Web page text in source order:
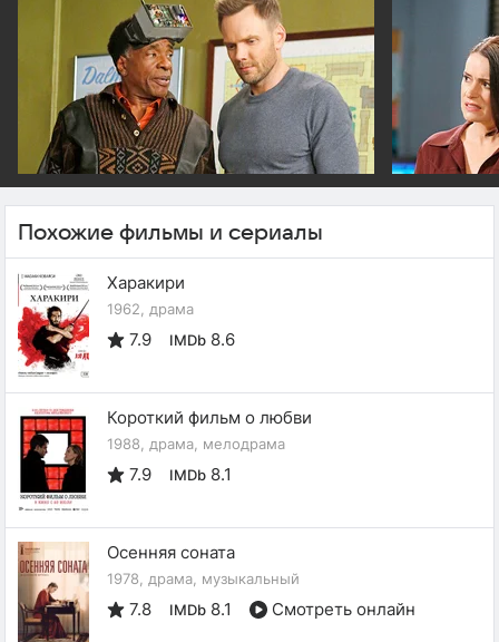
Похожие фильмы и сериалы
Харакири
1962, драма
7.9 IMDb 8.6
Короткий фильм о любви
1988, драма, мелодрама
7.9 IMDb 8.1
Осенняя соната
1978, драма, музыкальный
7.8 IMDb 8.1 Смотреть онлайн